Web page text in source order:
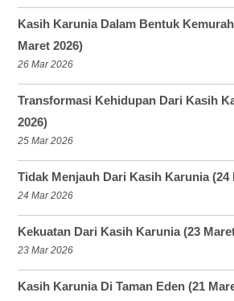
Kasih Karunia Dalam Bentuk
Maret 2026)
26 Mar 2026
Transformasi Kehidupan Dari Kasih
2026)
25 Mar 2026
Tidak Menjauh Dari Kasih Karunia (24
24 Mar 2026
Kekuatan Dari Kasih Karunia (23
23 Mar 2026
Kasih Karunia Di Taman Eden (21